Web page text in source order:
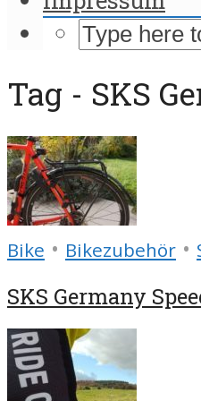
Tag - SKS
Bike • Bikezubehör •
SKS Germany